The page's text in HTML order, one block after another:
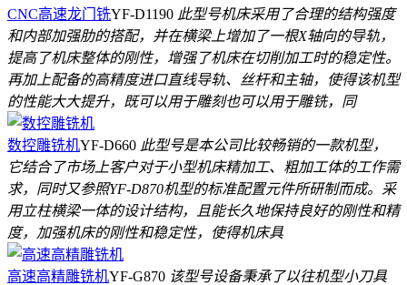
CNC高速龙门铣YF-D1190 此型号机床采用了合理的结构强度
和内部加强肋的搭配，并在横梁上增加了一根X轴向的导轨，
提高了机床整体的刚性，增强了机床在切削加工时的稳定性。
再加上配备的高精度进口直线导轨、丝杆和主轴，使得该机型
的性能大大提升，既可以用于雕刻也可以用于雕铣，同
数控雕铣机YF-D660 此型号是本公司比较畅销的一款机型，
它结合了市场上客户对于小型机床精加工、粗加工体的工作需
求，同时又参照YF-D870机型的标准配置元件所研制而成。采
用立柱横梁一体的设计结构，且能长久地保持良好的刚性和精
度，加强机床的刚性和稳定性，使得机床具
高速高精雕铣机YF-G870 该型号设备秉承了以往机型小刀具